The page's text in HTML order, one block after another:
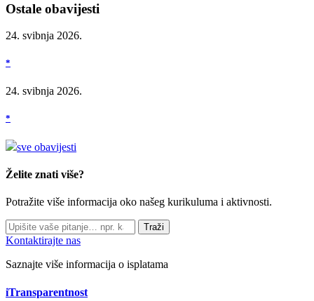
Ostale obavijesti
24. svibnja 2026.
*
24. svibnja 2026.
*
sve obavijesti
Želite znati više?
Potražite više informacija oko našeg kurikuluma i aktivnosti.
Traži
Kontaktirajte nas
Saznajte više informacija o isplatama
iTransparentnost